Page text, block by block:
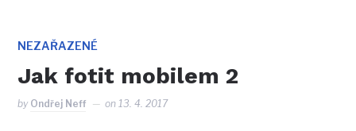
NAVIGATION
NEZAŘAZENÉ
Jak fotit mobilem 2
by Ondřej Neff on13. 4. 2017